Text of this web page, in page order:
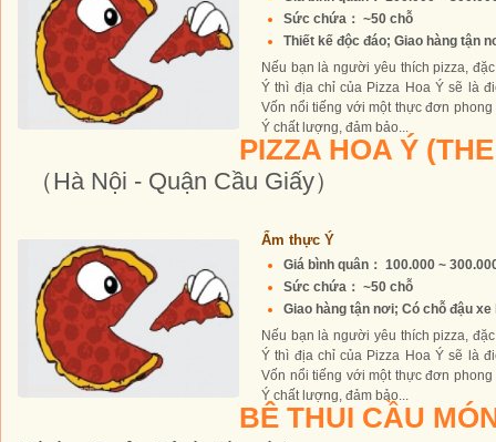
Sức chứa： ~50 chỗ
Thiết kế độc đáo; Giao hàng tận
Nếu bạn là người yêu thích pizza,
Ý thì địa chỉ của Pizza Hoa Ý sẽ là
Vốn nổi tiếng với một thực đơn
Ý chất lượng, đảm bảo...
PIZZA HOA Ý
（Hà Nội - Quận Cầu Giấy）
Ẩm thực Ý
Giá bình quân： 100.000 ~
Sức chứa： ~50 chỗ
Giao hàng tận nơi; Có chỗ đậu
Nếu bạn là người yêu thích pizza,
Ý thì địa chỉ của Pizza Hoa Ý sẽ là
Vốn nổi tiếng với một thực đơn
Ý chất lượng, đảm bảo...
BÊ THUI CẦU